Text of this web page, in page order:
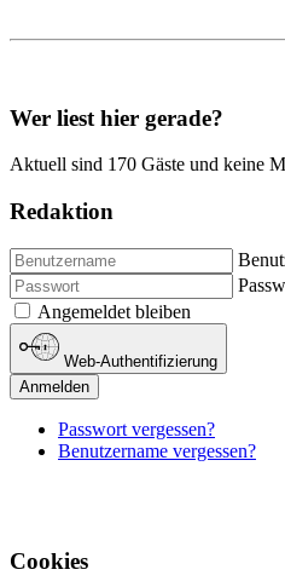
Wer liest hier gerade?
Aktuell sind 170 Gäste und keine
Redaktion
Angemeldet bleiben
Web-Authentifizierung
Anmelden
Passwort vergessen?
Benutzername vergessen?
Cookies